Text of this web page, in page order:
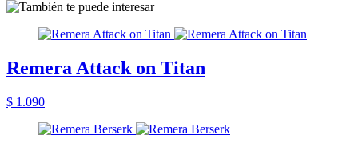
Remera Attack on Titan
$ 1.090